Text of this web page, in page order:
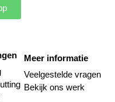
Meer informatie
Veelgestelde vragen
Bekijk ons werk